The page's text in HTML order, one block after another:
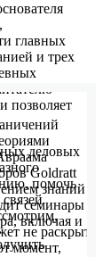
главных
и трех
позволяет
деловых
помочь
не раскрыт
момент,
Goldratt
знаний
семинары и
включая и